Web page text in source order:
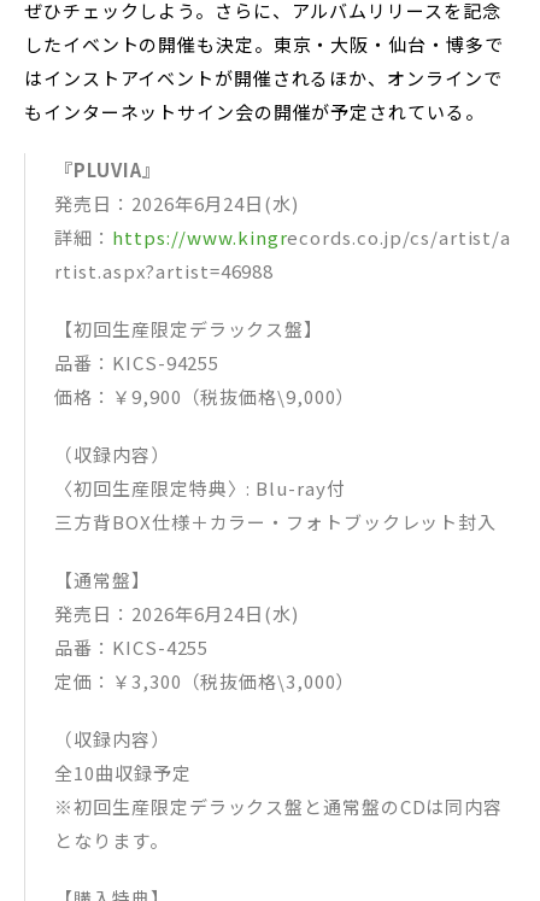
ぜひチェックしよう。さらに、アルバムリリースを記念
したイベントの開催も決定。東京・大阪・仙台・博多で
はインストアイベントが開催されるほか、オンラインで
もインターネットサイン会の開催が予定されている。
『PLUVIA』
発売日：2026年6月24日(水)
詳細： https://www.kingrecords.co.jp/cs/artist/a
rtist.aspx?artist=46988
【初回生産限定デラックス盤】
品番：KICS-94255
価格：￥9,900（税抜価格\9,000）
（収録内容）
〈初回生産限定特典〉: Blu-ray付
三方背BOX仕様＋カラー・フォトブックレット封入
【通常盤】
発売日：2026年6月24日(水)
品番：KICS-4255
定価：￥3,300（税抜価格\3,000）
（収録内容）
全10曲収録予定
※初回生産限定デラックス盤と通常盤のCDは同内容
となります。